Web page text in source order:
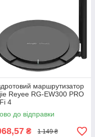
маршрутизатор
Reyee RG-EW300 PRO
4
до відправки
₴ 1 149 ₴